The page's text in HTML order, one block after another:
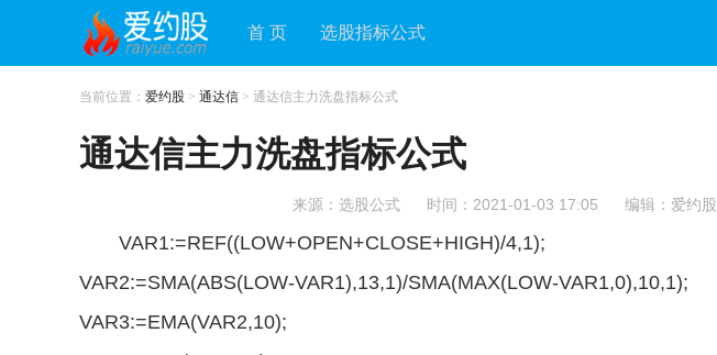
首 页 选股指标公式
当前位置： 爱约股 > 通达信 > 通达信主力洗盘指标公式
通达信主力洗盘指标公式
来源：选股公式 时间：2021-01-03 17:05 编辑：爱约股
VAR1:=REF((LOW+OPEN+CLOSE+HIGH)/4,1);
VAR2:=SMA(ABS(LOW-VAR1),13,1)/SMA(MAX(LOW-VAR1,0),10,1);
VAR3:=EMA(VAR2,10);